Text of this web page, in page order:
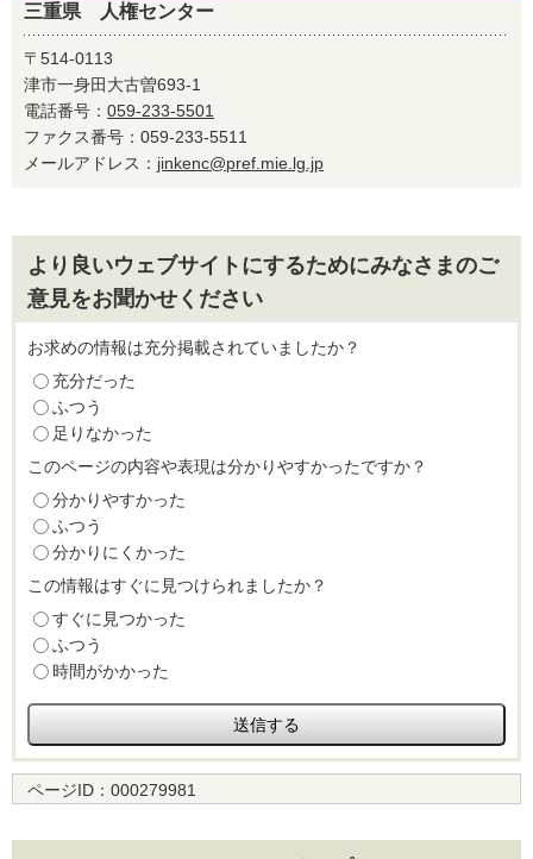
三重県 人権センター
〒514-0113
津市一身田大古曽693-1
電話番号： 059-233-5501
ファクス番号：059-233-5511
メールアドレス： jinkenc@pref.mie.lg.jp
より良いウェブサイトにするためにみなさまのご
意見をお聞かせください
お求めの情報は充分掲載されていましたか？
充分だった
ふつう
足りなかった
このページの内容や表現は分かりやすかったですか？
分かりやすかった
ふつう
分かりにくかった
この情報はすぐに見つけられましたか？
すぐに見つかった
ふつう
時間がかかった
ページID： 000279981